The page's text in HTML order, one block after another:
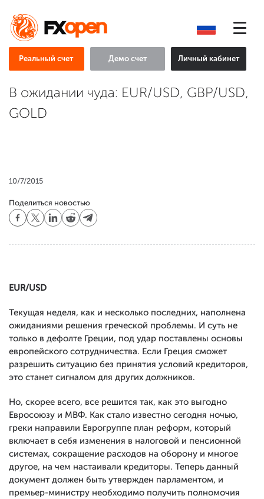
Реальный счет Демо счет Личный кабинет
В ожидании чуда: EUR/USD, GBP/USD,
GOLD
10/7/2015
Поделиться новостью
EUR/USD
Текущая неделя, как и несколько последних, наполнена
ожиданиями решения греческой проблемы. И суть не
только в дефолте Греции, под удар поставлены основы
европейского сотрудничества. Если Греция сможет
разрешить ситуацию без принятия условий кредиторов,
это станет сигналом для других должников.
Но, скорее всего, все решится так, как это выгодно
Евросоюзу и МВФ. Как стало известно сегодня ночью,
греки направили Еврогруппе план реформ, который
включает в себя изменения в налоговой и пенсионной
системах, сокращение расходов на оборону и многое
другое, на чем настаивали кредиторы. Теперь данный
документ должен быть утвержден парламентом, и
премьер-министру необходимо получить полномочия